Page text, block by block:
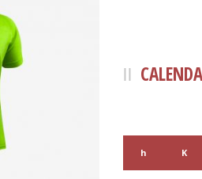
h K